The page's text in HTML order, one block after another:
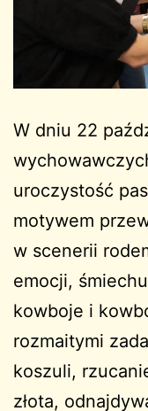
W dniu 22
uroczystość
motywem
w scenerii
emocji,
kowboje i
rozmaitymi
koszuli,
złota,